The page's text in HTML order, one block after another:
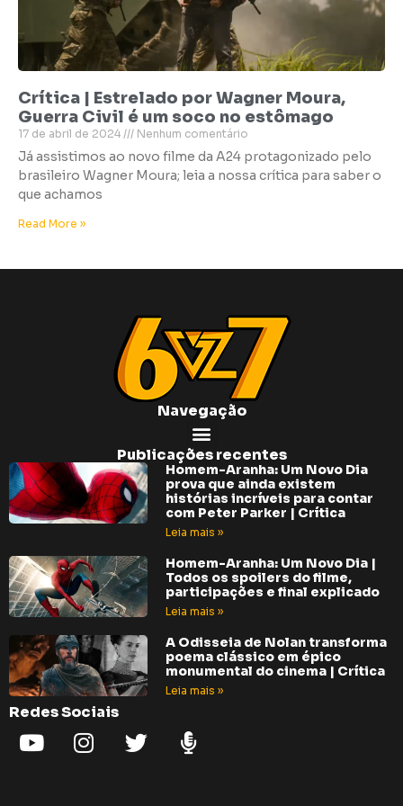
Crítica | Estrelado por Wagner Moura,
Guerra Civil é um soco no estômago
17 de abril de 2024 Nenhum comentário
Já assistimos ao novo filme da A24 protagonizado pelo
brasileiro Wagner Moura; leia a nossa crítica para saber o
que achamos
Read More »
Navegação
Publicações recentes
Homem-Aranha: Um Novo Dia
prova que ainda existem
histórias incríveis para contar
com Peter Parker | Crítica
Leia mais »
Homem-Aranha: Um Novo Dia |
Todos os spoilers do filme,
participações e final explicado
Leia mais »
A Odisseia de Nolan transforma
poema clássico em épico
monumental do cinema | Crítica
Leia mais »
Redes Sociais